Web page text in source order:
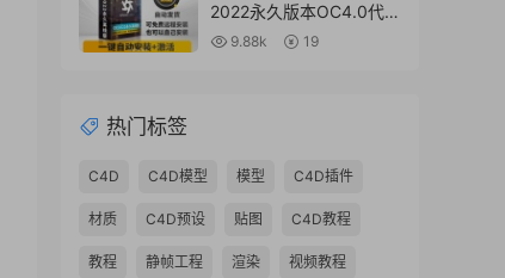
2022永久版本OC4.0代购
订阅注册C4D插件汉化双
9.88k 19
热门标签
C4D C4D模型 模型 C4D插件
材质 C4D预设 贴图 C4D教程
教程 静帧工程 渲染 视频教程